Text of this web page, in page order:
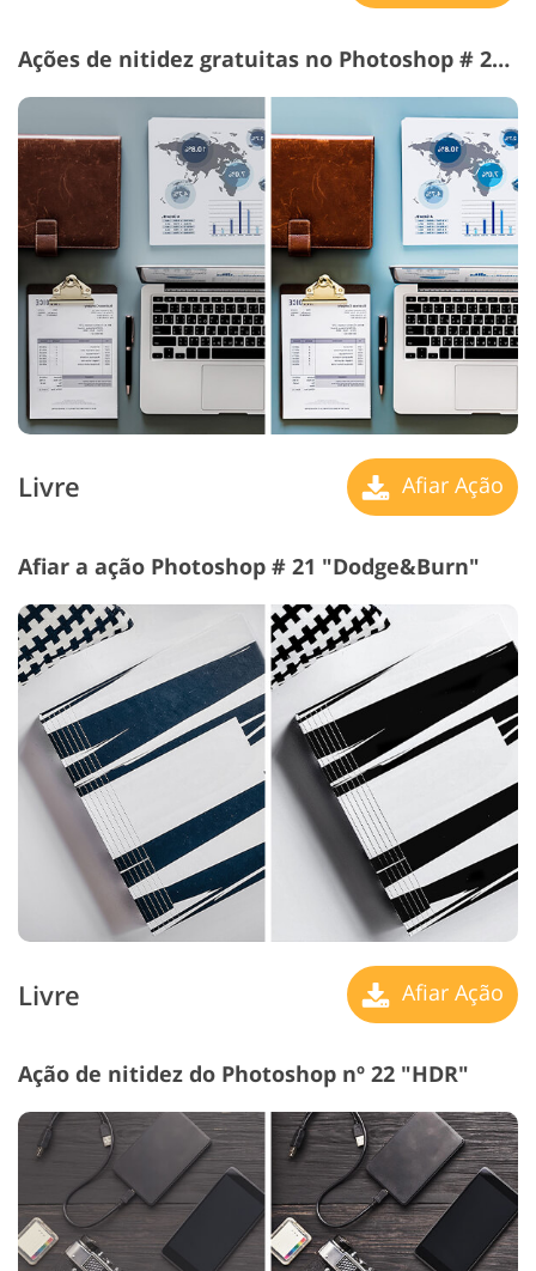
Ações de nitidez gratuitas no Photoshop # 20 "Contrast"
Livre Afiar Ação
Afiar a ação Photoshop # 21 "Dodge&Burn"
Livre Afiar Ação
Ação de nitidez do Photoshop nº 22 "HDR"